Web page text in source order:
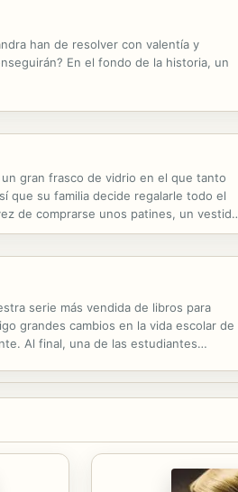
han de resolver con valentía y
En el fondo de la historia, un
gran frasco de vidrio en el que tanto
que su familia decide regalarle todo el
de comprarse unos patines, un vestido
serie más vendida de libros para
grandes cambios en la vida escolar de
Al final, una de las estudiantes